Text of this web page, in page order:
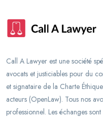
Call A Lawyer est une société
avocats et justiciables pour du
et signataire de la Charte
acteurs (OpenLaw). Tous nos
professionnel. Les échanges